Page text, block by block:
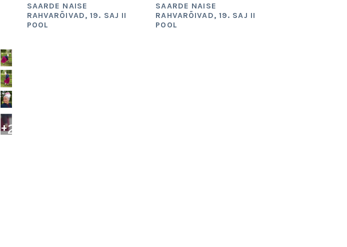
SAARDE NAISE
RAHVARÕIVAD, 19. SAJ II
POOL
SAARDE NAISE
RAHVARÕIVAD, 19. SAJ II
POOL
+2